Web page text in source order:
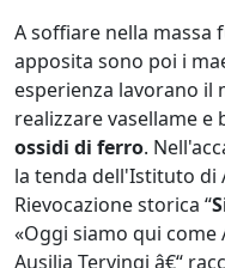
A soffiare nella massa
apposita sono poi i
esperienza lavorano il
realizzare vasellame e
ossidi di ferro.
la tenda dell'Istituto di
Rievocazione storica “
«Oggi siamo qui
Ausilia Tervingi â€“